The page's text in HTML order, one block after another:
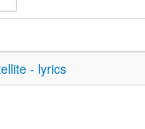
- lyrics